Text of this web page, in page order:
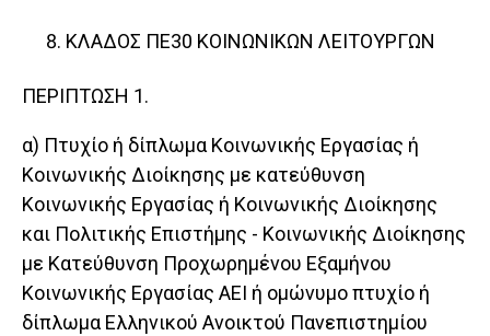
ΚΛΑΔΟΣ ΠΕ30 ΚΟΙΝΩΝΙΚΩΝ ΛΕΙΤΟΥΡΓΩΝ
ΠΕΡΙΠΤΩΣΗ 1.
α) Πτυχίο ή δίπλωμα Κοινωνικής Εργασίας ή
Κοινωνικής Διοίκησης με κατεύθυνση
Κοινωνικής Εργασίας ή Κοινωνικής Διοίκησης
και Πολιτικής Επιστήμης - Κοινωνικής Διοίκησης
με Κατεύθυνση Προχωρημένου Εξαμήνου
Κοινωνικής Εργασίας ΑΕΙ ή ομώνυμο πτυχίο ή
δίπλωμα Ελληνικού Ανοικτού Πανεπιστημίου